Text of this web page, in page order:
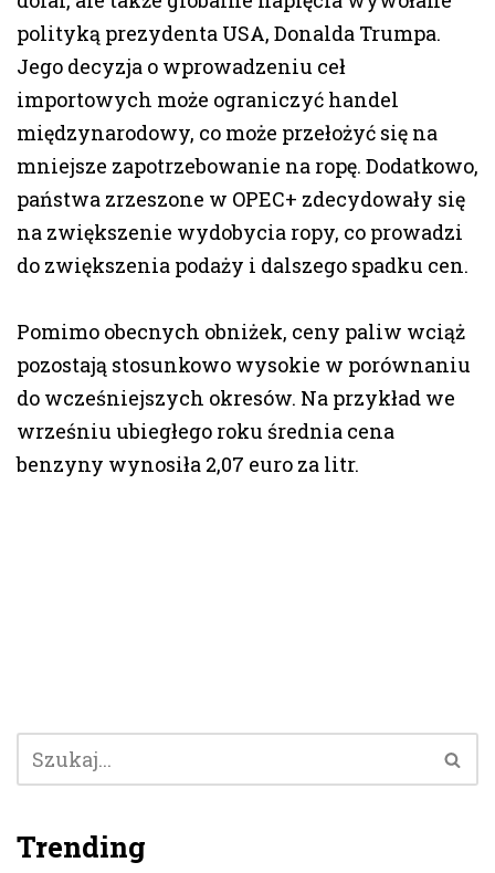
polityką prezydenta USA, Donalda Trumpa.
Jego decyzja o wprowadzeniu ceł
importowych może ograniczyć handel
międzynarodowy, co może przełożyć się na
mniejsze zapotrzebowanie na ropę. Dodatkowo,
państwa zrzeszone w OPEC+ zdecydowały się
na zwiększenie wydobycia ropy, co prowadzi
do zwiększenia podaży i dalszego spadku cen.
Pomimo obecnych obniżek, ceny paliw wciąż
pozostają stosunkowo wysokie w porównaniu
do wcześniejszych okresów. Na przykład we
wrześniu ubiegłego roku średnia cena
benzyny wynosiła 2,07 euro za litr.
Trending